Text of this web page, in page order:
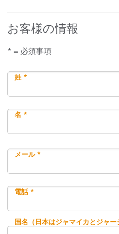
お客様の情報
* = 必須事項
姓 *
名 *
メール *
電話 *
国名（日本はジャマイカとジャ